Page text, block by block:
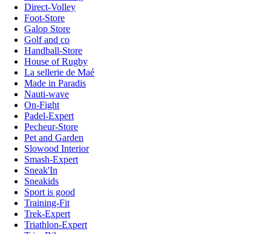
Direct-Volley
Foot-Store
Galop Store
Golf and co
Handball-Store
House of Rugby
La sellerie de Maé
Made in Paradis
Nauti-wave
On-Fight
Padel-Expert
Pecheur-Store
Pet and Garden
Slowood Interior
Smash-Expert
Sneak'In
Sneakids
Sport is good
Training-Fit
Trek-Expert
Triathlon-Expert